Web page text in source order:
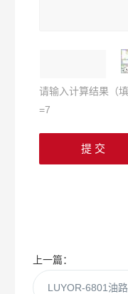
请输入计算结果（
=7
上一篇：
LUYOR-6801油